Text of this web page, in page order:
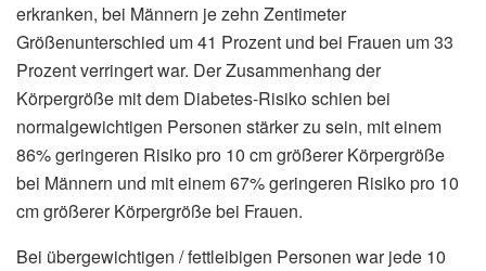
erkranken, bei Männern je zehn Zentimeter
Größenunterschied um 41 Prozent und bei Frauen um 33
Prozent verringert war. Der Zusammenhang der
Körpergröße mit dem Diabetes-Risiko schien bei
normalgewichtigen Personen stärker zu sein, mit einem
86% geringeren Risiko pro 10 cm größerer Körpergröße
bei Männern und mit einem 67% geringeren Risiko pro 10
cm größerer Körpergröße bei Frauen.
Bei übergewichtigen / fettleibigen Personen war jede 10